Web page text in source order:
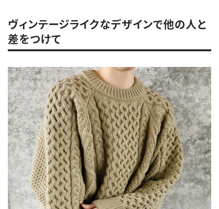
ヴィンテージライクなデザインで他の人と
差をつけて